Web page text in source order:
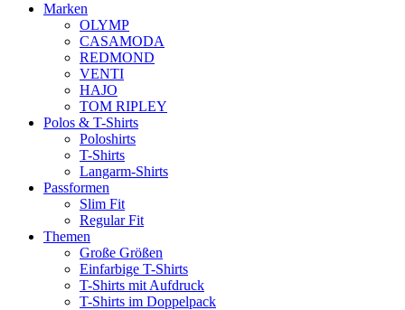
Marken
OLYMP
CASAMODA
REDMOND
VENTI
HAJO
TOM RIPLEY
Polos & T-Shirts
Poloshirts
T-Shirts
Langarm-Shirts
Passformen
Slim Fit
Regular Fit
Themen
Große Größen
Einfarbige T-Shirts
T-Shirts mit Aufdruck
T-Shirts im Doppelpack